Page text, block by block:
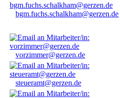
bgm.fuchs.schalkham@gerzen.de
vorzimmer@gerzen.de
steueramt@gerzen.de